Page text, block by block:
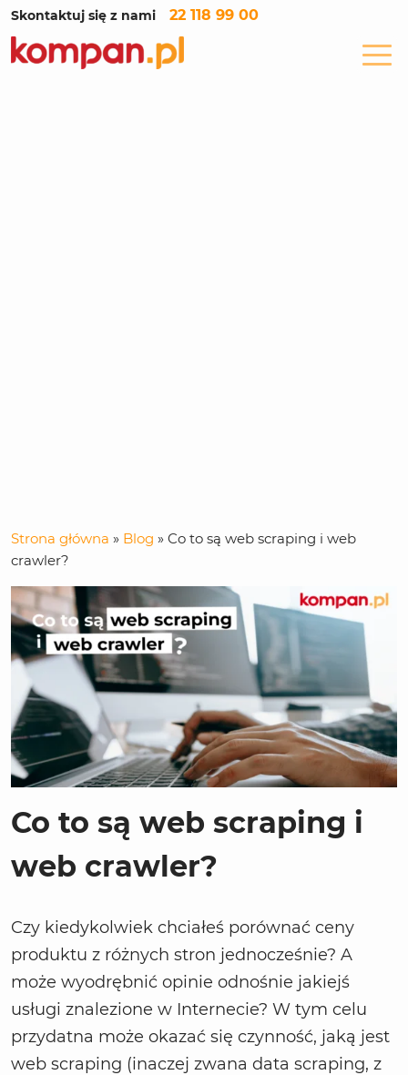
Skontaktuj się z nami 22 118 99 00
Strona główna » Blog » Co to są web scraping i web
crawler?
Co to są web scraping i
web crawler?
Czy kiedykolwiek chciałeś porównać ceny
produktu z różnych stron jednocześnie? A
może wyodrębnić opinie odnośnie jakiejś
usługi znalezione w Internecie? W tym celu
przydatna może okazać się czynność, jaką jest
web scraping (inaczej zwana data scraping, z